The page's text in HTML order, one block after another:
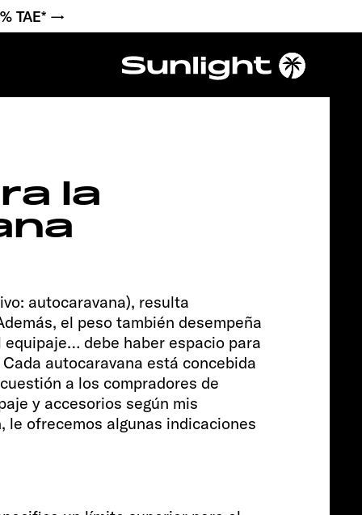
TAE* →
la
autocaravana), resulta
el peso también desempeña
debe haber espacio para
autocaravana está concebida
a los compradores de
y accesorios según mis
le ofrecemos algunas indicaciones
PEUGEOT
Pasajeros